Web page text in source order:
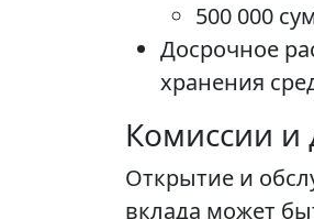
500 000
Досрочное
хранения
Комиссии и
Открытие и
вклада может